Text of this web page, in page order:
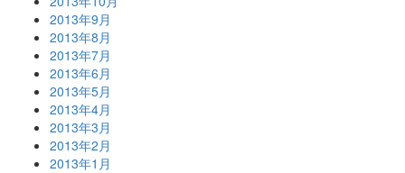
2013年9月
2013年8月
2013年7月
2013年6月
2013年5月
2013年4月
2013年3月
2013年2月
2013年1月